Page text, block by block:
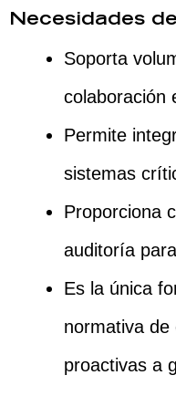
Necesidades
Soporta
colaboración
Permite
sistemas
Proporciona
auditoría
Es la única
normativa de
proactivas a